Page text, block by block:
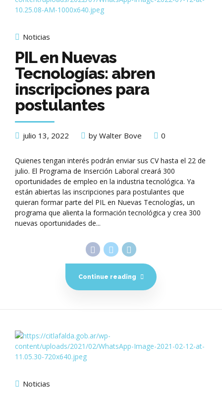
Noticias
PIL en Nuevas
Tecnologías: abren
inscripciones para
postulantes
julio 13, 2022 by Walter Bove 0
Quienes tengan interés podrán enviar sus CV hasta el 22 de
julio. El Programa de Inserción Laboral creará 300
oportunidades de empleo en la industria tecnológica. Ya
están abiertas las inscripciones para postulantes que
quieran formar parte del PIL en Nuevas Tecnologías, un
programa que alienta la formación tecnológica y crea 300
nuevas oportunidades de...
Continue reading
Noticias